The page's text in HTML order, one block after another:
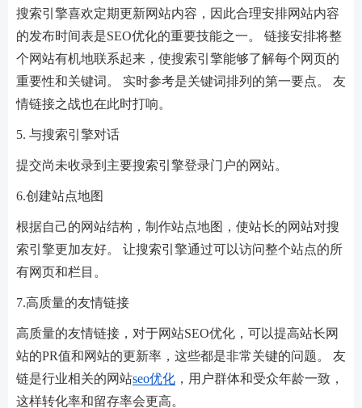
搜索引擎喜欢定期更新网站内容，因此合理安排网站内容
的发布时间表是SEO优化的重要技能之一。 链接安排将整
个网站有机地联系起来，使搜索引擎能够了解每个网页的
重要性和关键词。 实时参考是关键词排列的第一要点。 友
情链接之战也在此时打响。
5. 与搜索引擎对话
提交尚未收录到主要搜索引擎登录门户的网站。
6.创建站点地图
根据自己的网站结构，制作站点地图，使站长的网站对搜
索引擎更加友好。 让搜索引擎通过可以访问整个站点的所
有网页和栏目。
7.高质量的友情链接
高质量的友情链接，对于网站SEO优化，可以提高站长网
站的PR值和网站的更新率，这些都是非常关键的问题。 友
链是行业相关的网站seo优化 ，用户群体和受众年龄一致，
这样转化率和留存率会更高。